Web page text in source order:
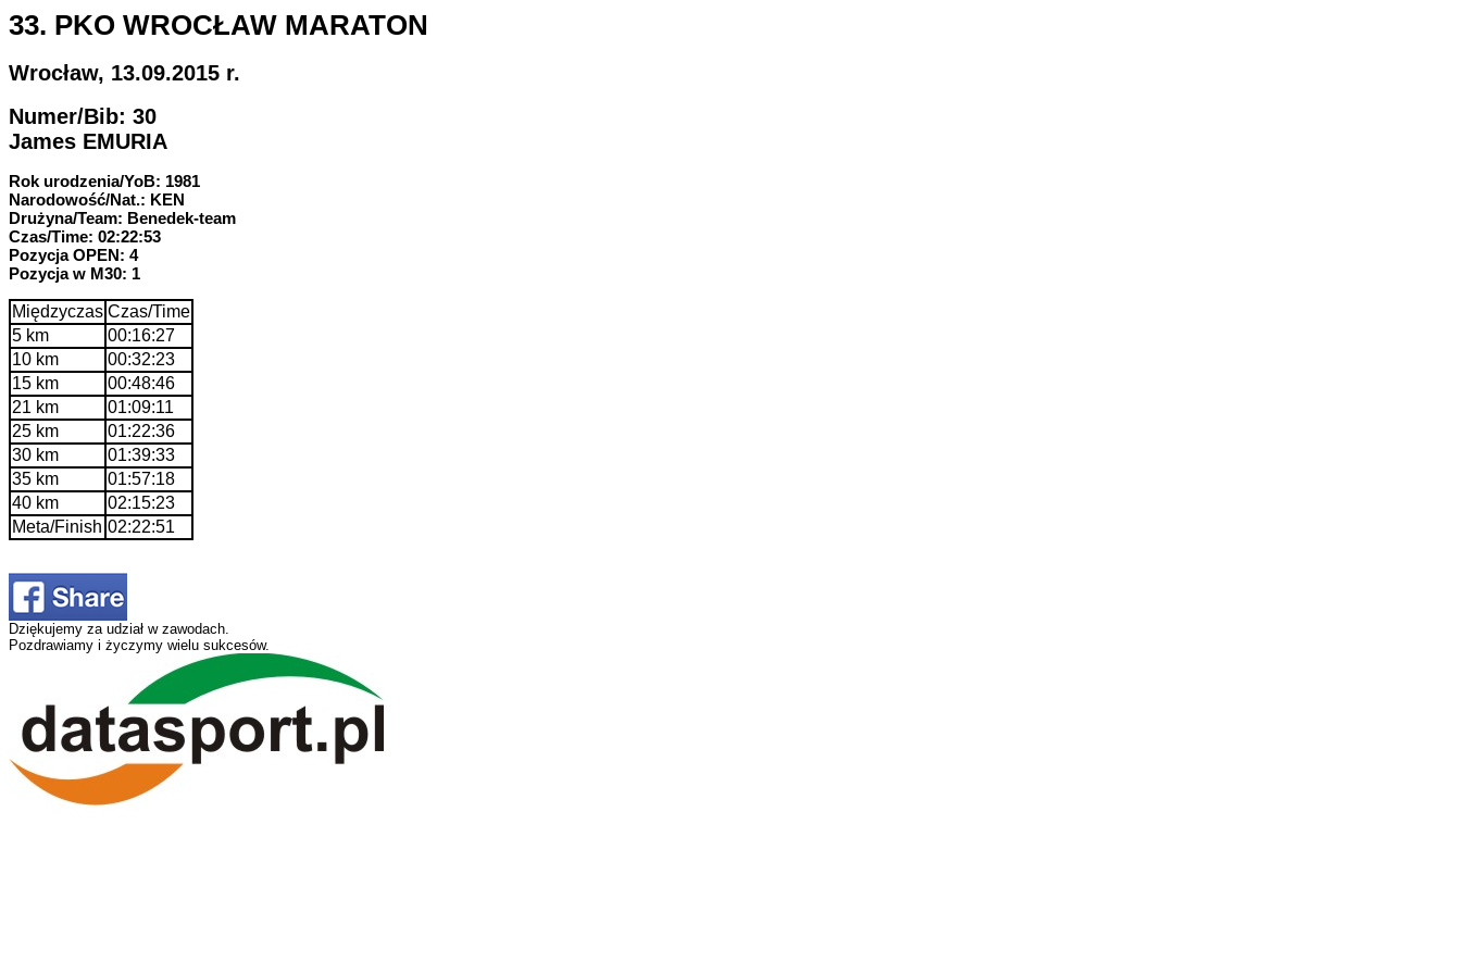
33. PKO WROCŁAW MARATON
Wrocław, 13.09.2015 r.
Numer/Bib: 30
James EMURIA
Rok urodzenia/YoB: 1981
Narodowość/Nat.: KEN
Drużyna/Team: Benedek-team
Czas/Time: 02:22:53
Pozycja OPEN: 4
Pozycja w M30: 1
Międzyczas Czas/Time
5 km
00:16:27
10 km
00:32:23
15 km
00:48:46
21 km
01:09:11
25 km
01:22:36
30 km
01:39:33
35 km
01:57:18
40 km
02:15:23
Meta/Finish 02:22:51
Dziękujemy za udział w zawodach.
Pozdrawiamy i życzymy wielu sukcesów.